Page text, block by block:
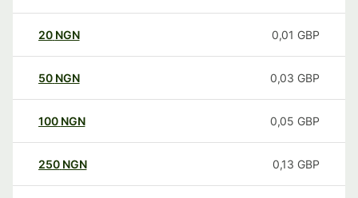
20 NGN 0,01 GBP
50 NGN 0,03 GBP
100 NGN 0,05 GBP
250 NGN 0,13 GBP